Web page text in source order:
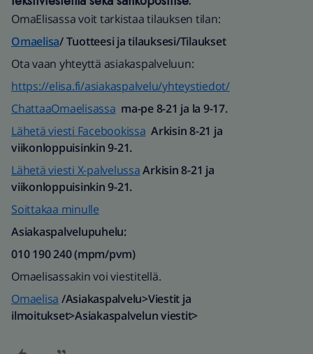
Tilauksen tekemisen jälkeen pidämme sinut ajan tasalla
toimituksen saapumisesta. Toimitustavasta riippuen
kerromme, kun tilauksesi on otettu meillä vastaan ja
vahvistettu.Lisäksi saat tiedon, miten voit helposti
seurata tilauksesi etenemistä sekä milloin lähetyksesi on
noudettavissa.”
OmaElisassa voit tarkistaa tilauksen tilan:
Omaelisa/ Tuotteesi ja tilauksesi/Tilaukset
Ota vaan yhteyttä asiakaspalveluun:
https://elisa.fi/asiakaspalvelu/yhteystiedot/
ChattaaOmaelisassa ma-pe 8-21 ja la 9-17.
Lähetä viesti Facebookissa Arkisin 8-21 ja
viikonloppuisinkin 9-21.
Lähetä viesti X-palvelussaArkisin 8-21 ja
viikonloppuisinkin 9-21.
Soittakaa minulle
Asiakaspalvelupuhelu:
010 190 240 (mpm/pvm)​
Omaelisassakin voi viestitellä.
Omaelisa /Asiakaspalvelu>Viestit ja
ilmoitukset>Asiakaspalvelun viestit>